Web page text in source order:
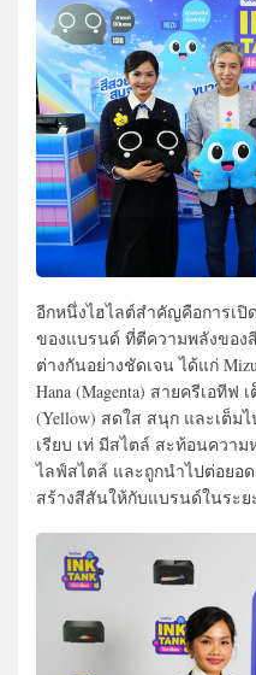
อีกหนึ่งไฮไลต์สำคัญคือการเปิ
ของแบรนด์ ที่ตีความพลังของ
ต่างกันอย่างชัดเจน ได้แก่
Hana (Magenta) สายครีเอที
(Yellow) สดใส สนุก และเต็ม
เรียบ เท่ มีสไตล์ สะท้อนควา
ไลฟ์สไตล์ และถูกนำไปต่อยอ
สร้างสีสันให้กับแบรนด์ในระย